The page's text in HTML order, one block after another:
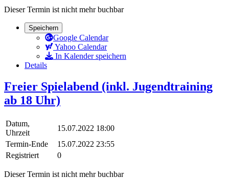
Dieser Termin ist nicht mehr buchbar
Speichern
Google Calendar
Yahoo Calendar
In Kalender speichern
Details
Freier Spielabend (inkl. Jugendtraining
ab 18 Uhr)
Datum,
Uhrzeit
15.07.2022 18:00
Termin-Ende
15.07.2022 23:55
Registriert
0
Dieser Termin ist nicht mehr buchbar